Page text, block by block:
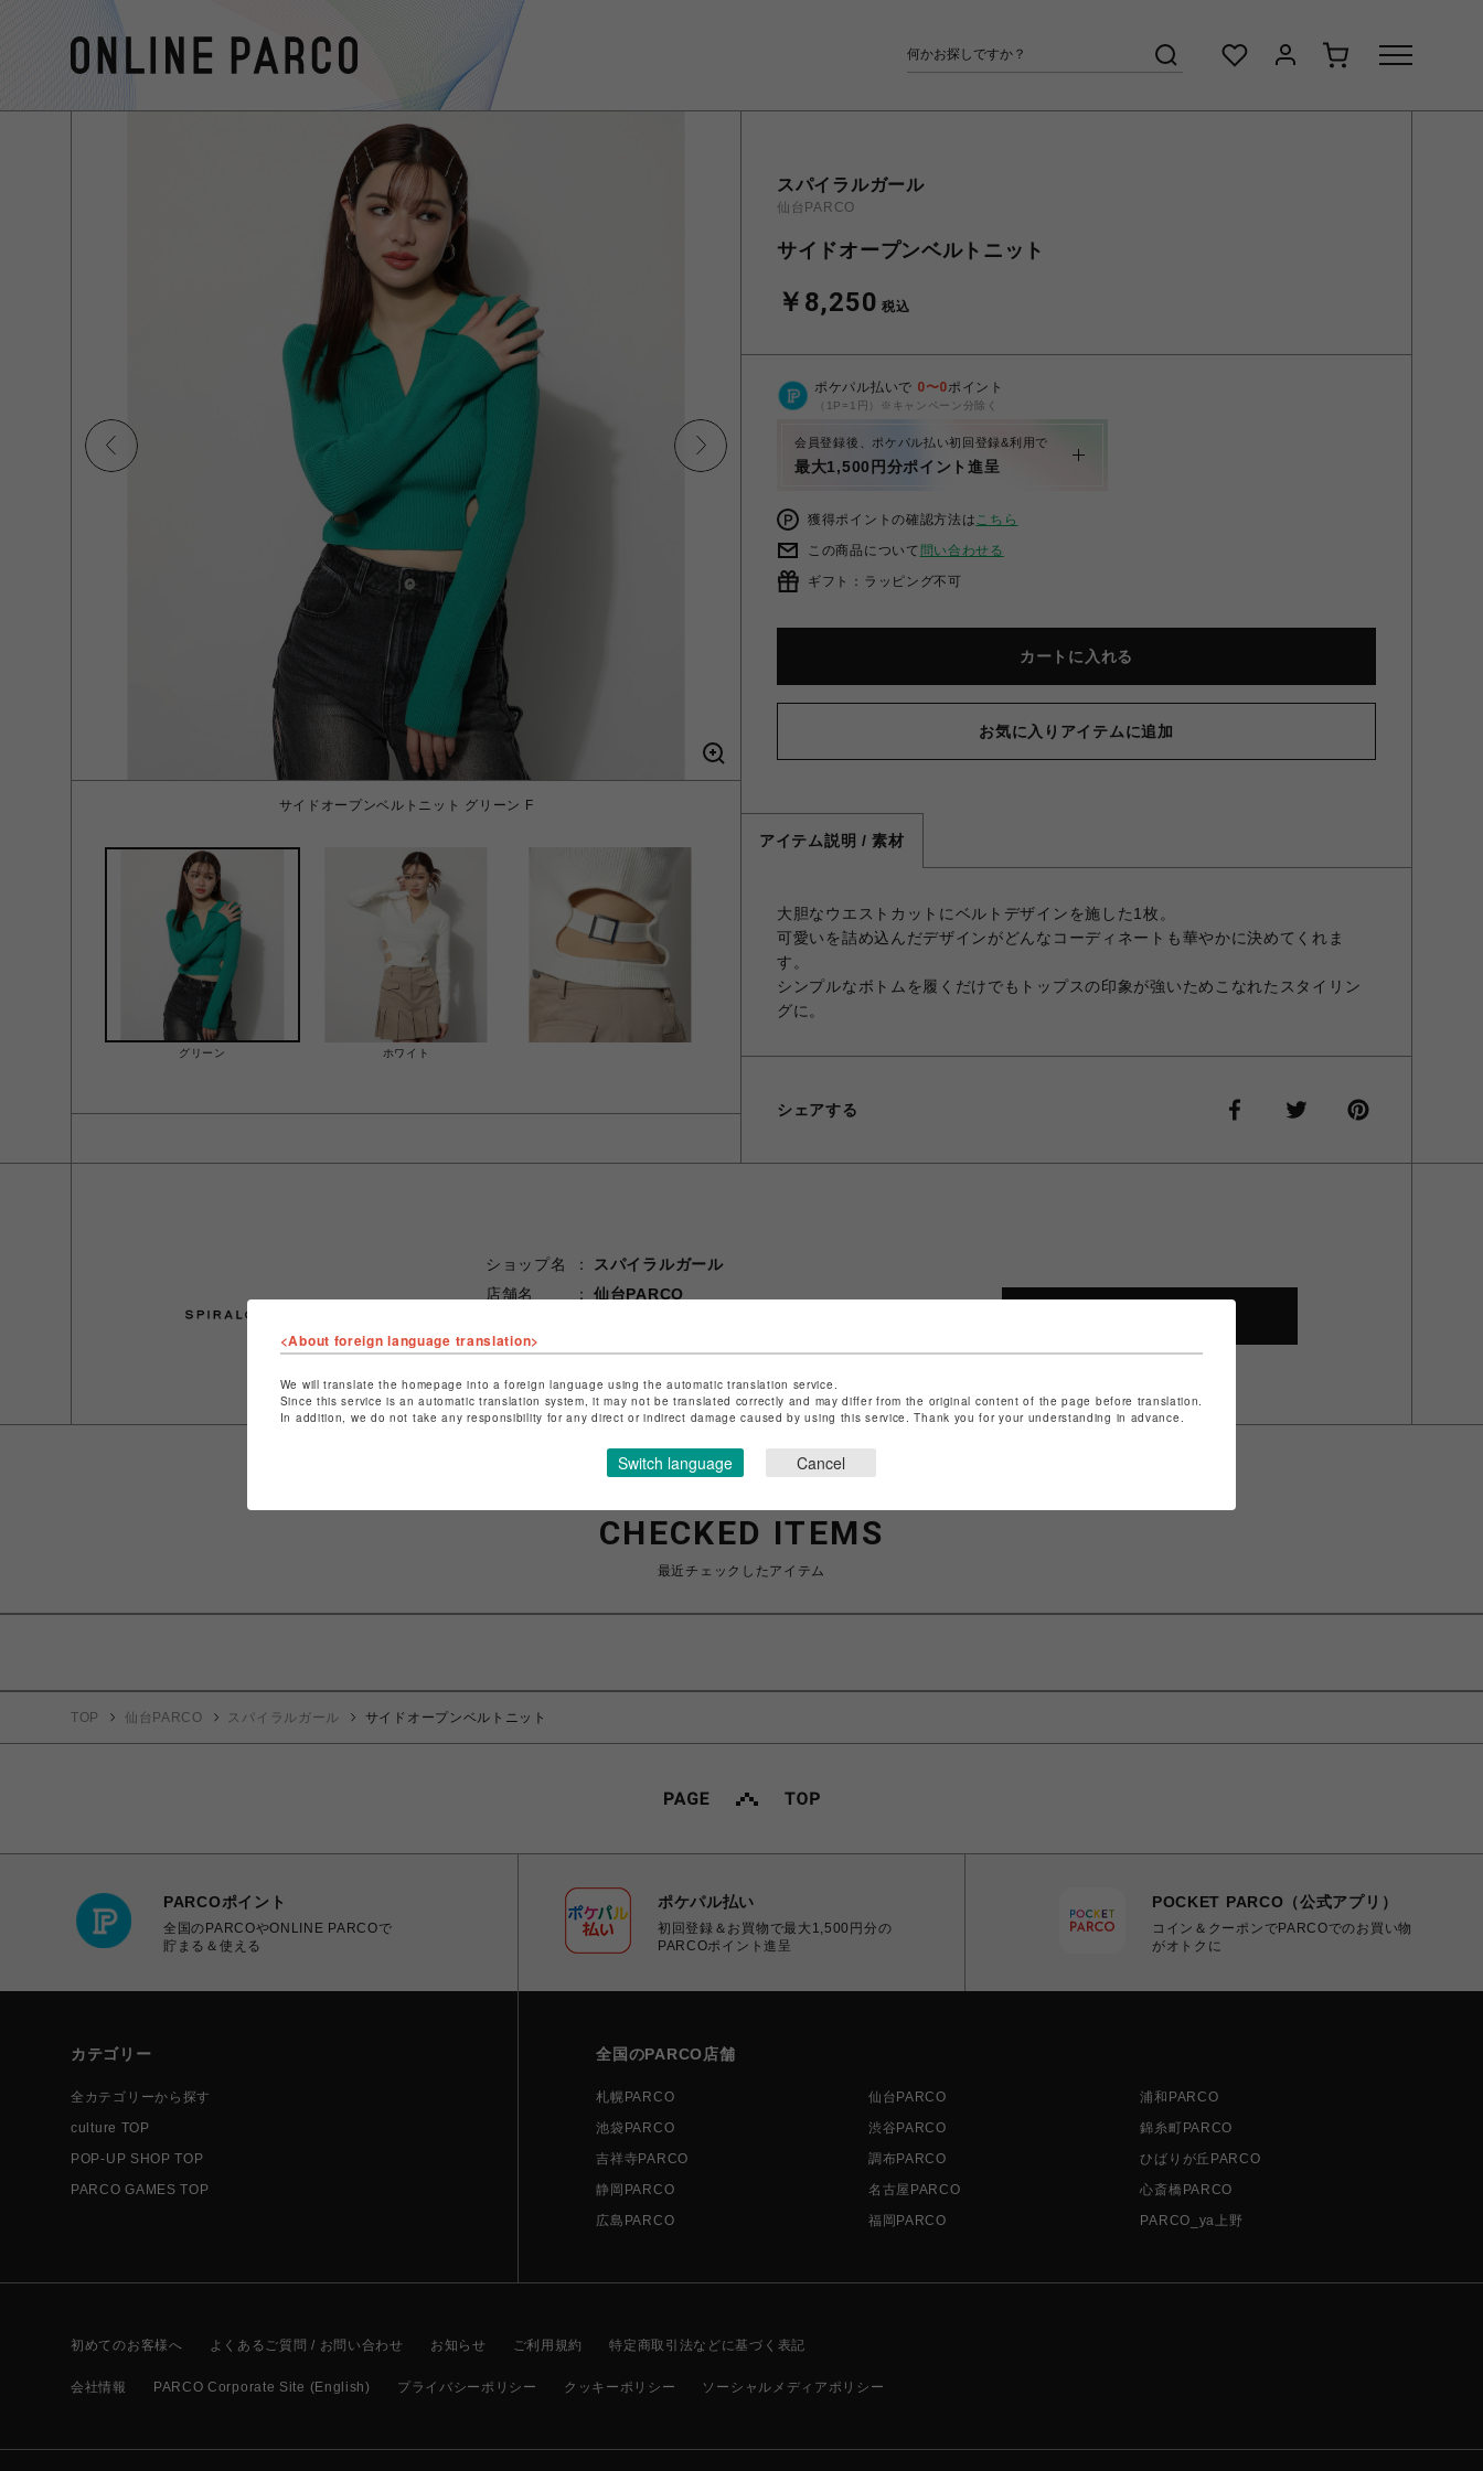
サイドオープンベルトニット グリーン F
グリーン ホワイト
スパイラルガール
仙台PARCO
サイドオープンベルトニット
￥8,250 税込
ポケパル払いで 0〜0ポイント
（1P=1円）※キャンペーン分除く
会員登録後、ポケパル払い初回登録&利用で
最大1,500円分ポイント進呈
獲得ポイントの確認方法はこちら
この商品について 問い合わせる
ギフト：ラッピング不可
カートに入れる
お気に入りアイテムに追加
アイテム説明 / 素材
大胆なウエストカットにベルトデザインを施した1枚。
可愛いを詰め込んだデザインがどんなコーディネートも華やかに決めてくれま
す。
シンプルなボトムを履くだけでもトップスの印象が強いためこなれたスタイリン
グに。
シェアする
ショップ名
スパイラルガール
店舗名
仙台PARCO
特定商取引法など法令に基づく表記は
CHECKED ITEMS
最近チェックしたアイテム
TOP 仙台PARCO スパイラルガール サイドオープンベルトニット
PARCOポイント
全国のPARCOやONLINE PARCOで
貯まる＆使える
ポケパル払い
初回登録＆お買物で最大1,500円分の
PARCOポイント進呈
POCKET PARCO（公式アプリ）
コイン＆クーポンでPARCOでのお買い物
がオトクに
カテゴリー
全カテゴリーから探す
culture TOP
POP-UP SHOP TOP
PARCO GAMES TOP
全国のPARCO店舗
札幌PARCO 仙台PARCO
浦和PARCO
池袋PARCO
渋谷PARCO
錦糸町PARCO
吉祥寺PARCO
調布PARCO
ひばりが丘PARCO
静岡PARCO
名古屋PARCO
心斎橋PARCO
広島PARCO
福岡PARCO PARCO_ya上野
初めてのお客様へ よくあるご質問 / お問い合わせ お知らせ ご利用規約 特定商取引法などに基づく表記
会社情報 PARCO Corporate Site (English) プライバシーポリシー クッキーポリシー ソーシャルメディアポリシー
<About foreign language translation>
We will translate the homepage into a foreign language using the automatic translation service.
Since this service is an automatic translation system, it may not be translated correctly and may differ from the original content of the page before translation.
In addition, we do not take any responsibility for any direct or indirect damage caused by using this service. Thank you for your understanding in advance.
Switch language Cancel